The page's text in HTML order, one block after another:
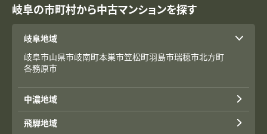
岐阜の市町村から中古マンションを探す
岐阜地域
岐阜市山県市岐南町本巣市笠松町羽島市瑞穂市北方町
各務原市
中濃地域
飛騨地域